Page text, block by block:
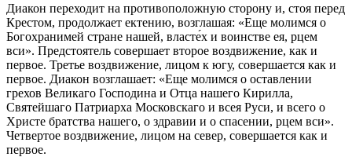
Диакон переходит на противоположную сторону и, стоя перед
Крестом, продолжает ектению, возглашая: «Еще молимся о
Богохранимей стране нашей, власте́х и воинстве ея, рцем
вси». Предстоятель совершает второе воздвижение, как и
первое. Третье воздвижение, лицом к югу, совершается как и
первое. Диакон возглашает: «Еще молимся о оставлении
грехов Великаго Господина и Отца нашего Кирилла,
Святейшаго Патриарха Московскаго и всея Руси, и всего о
Христе братства нашего, о здравии и о спасении, рцем вси».
Четвертое воздвижение, лицом на север, совершается как и
первое.